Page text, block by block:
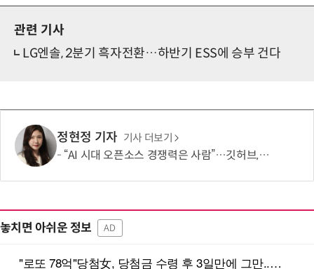
관련 기사
LG엔솔, 2분기 흑자전환…하반기 ESS에 승부 건다
정현정 기자 기사 더보기
“AI 시대 오픈소스 경쟁력은 사람”…깃허브, 유지관리자 지원 확대
놓치면 아쉬운 정보 AD